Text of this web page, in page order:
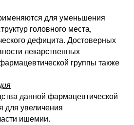
для уменьшения
головного места,
дефицита. Достоверных
лекарственных
группы также
данной фармацевтической
для увеличения
ишемии.